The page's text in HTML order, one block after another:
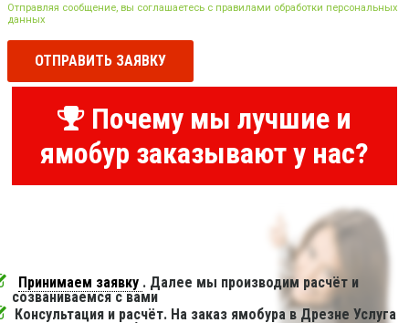
Отправляя сообщение, вы соглашаетесь с правилами обработки персональных
данных
ОТПРАВИТЬ ЗАЯВКУ
Почему мы лучшие и
ямобур заказывают у нас?
Принимаем заявку . Далее мы производим расчёт и
созваниваемся с вами
Консультация и расчёт. На заказ ямобура в Дрезне Услуга